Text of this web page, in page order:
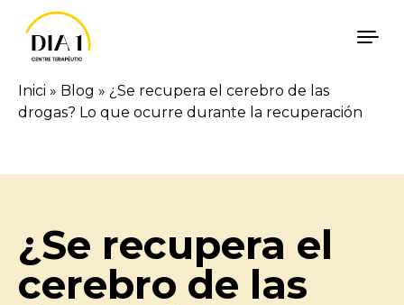
Vés al contingut
Inici » Blog » ¿Se recupera el cerebro de las
drogas? Lo que ocurre durante la recuperación
¿Se recupera el
cerebro de las
Català Español